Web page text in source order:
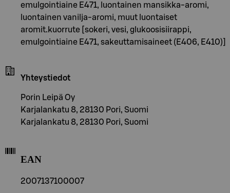
emulgointiaine E471, luontainen mansikka-aromi,
luontainen vanilja-aromi, muut luontaiset
aromit.kuorrute [sokeri, vesi, glukoosisiirappi,
emulgointiaine E471, sakeuttamisaineet (E406, E410)]
Yhteystiedot
Porin Leipä Oy
Karjalankatu 8, 28130 Pori, Suomi
Karjalankatu 8, 28130 Pori, Suomi
EAN
2007137100007